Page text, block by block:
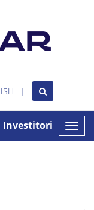
Toggle
Investitori